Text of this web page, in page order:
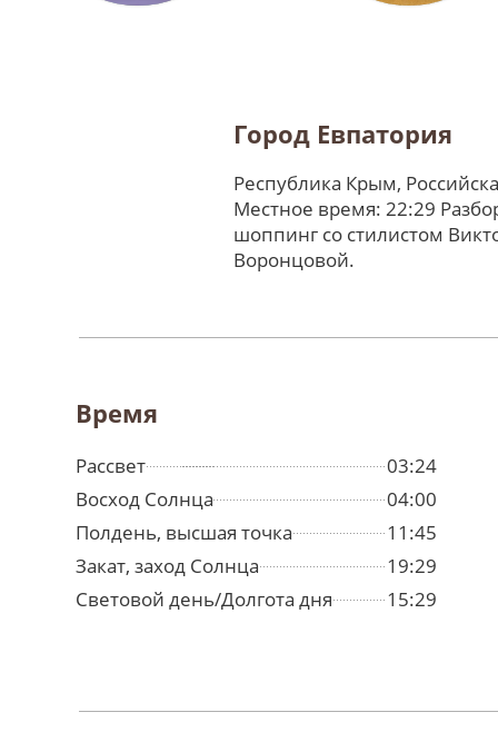
Город Евпатория
Республика Крым,
Местное время: 22:29
шоппинг со стилистом
Воронцовой.
Время
Рассвет
03:24
Восход Солнца
04:00
Полдень, высшая точка
11:45
Закат, заход Солнца
19:29
Световой день/Долгота дня
15:29